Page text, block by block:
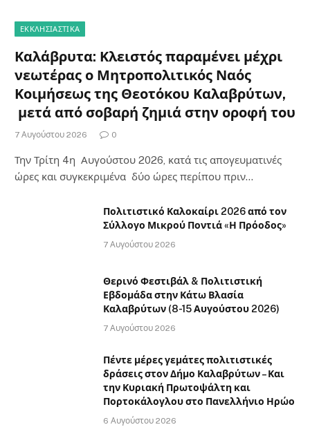
ΕΚΚΛΗΣΙΑΣΤΙΚΑ
Καλάβρυτα: Κλειστός παραμένει μέχρι
νεωτέρας ο Μητροπολιτικός Ναός
Κοιμήσεως της Θεοτόκου Καλαβρύτων,
μετά από σοβαρή ζημιά στην οροφή του
7 Αυγούστου 2026 0
Την Τρίτη 4η Αυγούστου 2026, κατά τις απογευματινές
ώρες και συγκεκριμένα δύο ώρες περίπου πριν…
Πολιτιστικό Καλοκαίρι 2026 από τον
Σύλλογο Μικρού Ποντιά «Η Πρόοδος»
7 Αυγούστου 2026
Θερινό Φεστιβάλ & Πολιτιστική
Εβδομάδα στην Κάτω Βλασία
Καλαβρύτων (8-15 Αυγούστου 2026)
7 Αυγούστου 2026
Πέντε μέρες γεμάτες πολιτιστικές
δράσεις στον Δήμο Καλαβρύτων – Και
την Κυριακή Πρωτοψάλτη και
Πορτοκάλογλου στο Πανελλήνιο Ηρώο
6 Αυγούστου 2026